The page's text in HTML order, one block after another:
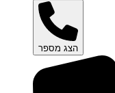
הצג מספר